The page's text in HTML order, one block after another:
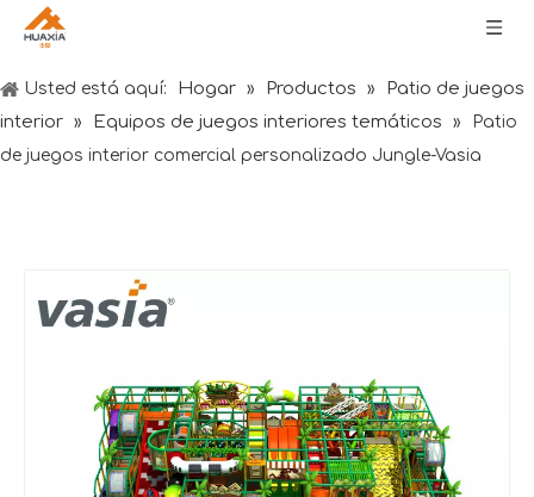
Usted está aquí: Hogar » Productos »
Patio de juegos
interior » Equipos de juegos interiores temáticos »
Patio
de juegos interior comercial personalizado Jungle-Vasia